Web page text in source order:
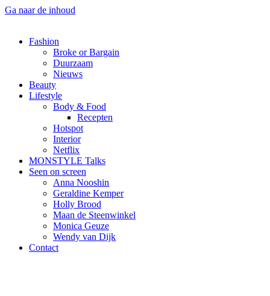
Ga naar de inhoud
Fashion
Broke or Bargain
Duurzaam
Nieuws
Beauty
Lifestyle
Body & Food
Recepten
Hotspot
Interior
Netflix
MONSTYLE Talks
Seen on screen
Anna Nooshin
Geraldine Kemper
Holly Brood
Maan de Steenwinkel
Monica Geuze
Wendy van Dijk
Contact